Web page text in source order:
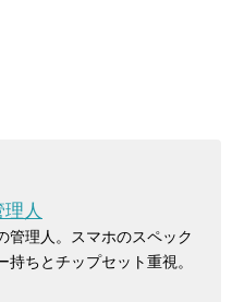
人
管理人。スマホのスペック
持ちとチップセット重視。